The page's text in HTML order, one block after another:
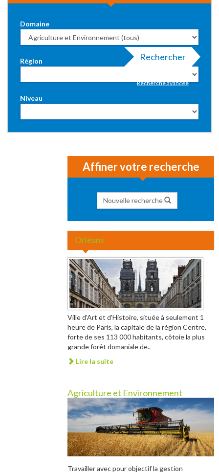
Domaine
Région
Niveau
Rechercher
Recherche avancée
Affiner votre recherche
Nouvelle recherche
Orléans
Ville d'Art et d'Histoire, située à seulement 1
heure de Paris, la capitale de la région Centre,
forte de ses 113 000 habitants, côtoie la plus
grande forêt domaniale de..
Lire la suite
Agriculture et Environnement
Travailler avec pour objectif la gestion